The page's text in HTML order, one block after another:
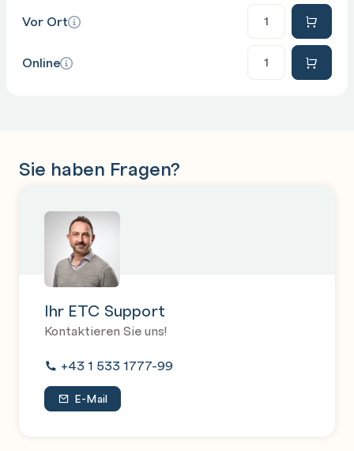
Vor Ort
Online
Sie haben Fragen?
Ihr ETC Support
Kontaktieren Sie uns!
+43 1 533 1777-99
E-Mail